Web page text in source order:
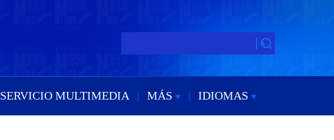
SERVICIO MULTIMEDIA | MÁS | IDIOMAS